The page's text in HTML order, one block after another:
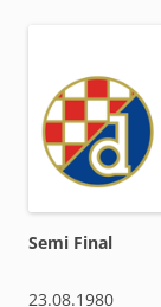
Semi Final
23.08.1980